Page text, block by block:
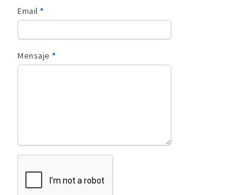
Email *
Mensaje *